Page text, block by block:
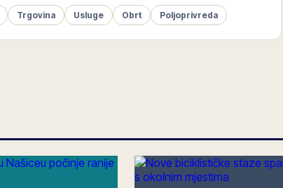
Trgovina Usluge Obrt Poljoprivreda